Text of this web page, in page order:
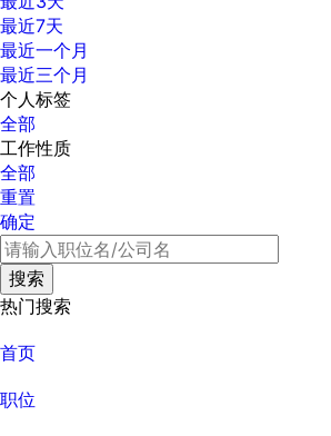
最近7天
最近一个月
最近三个月
个人标签
全部
工作性质
全部
重置
确定
热门搜索
首页
职位